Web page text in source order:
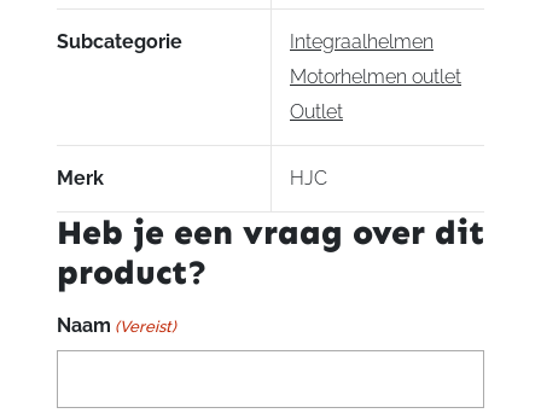
Subcategorie
Integraalhelmen
Motorhelmen outlet
Outlet
Merk HJC
Heb je een vraag over dit
product?
Naam (Vereist)